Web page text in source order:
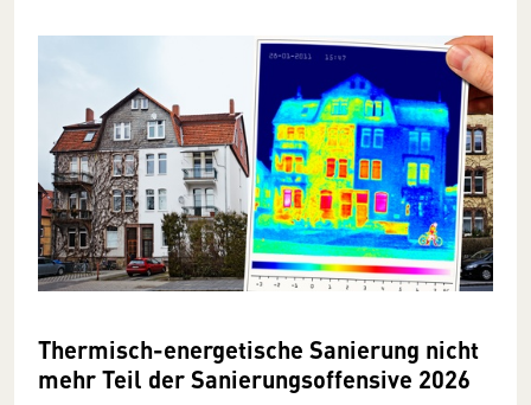
Thermisch-energetische Sanierung nicht
mehr Teil der Sanierungsoffensive 2026